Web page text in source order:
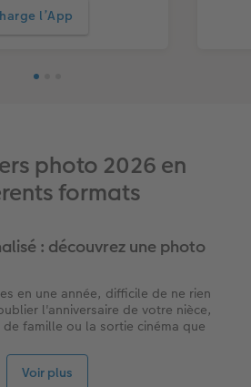
l’App
photo 2026 en
formats
Voir plus
: découvrez une photo
en une année, difficile de ne rien
l'anniversaire de votre nièce,
famille ou la sortie cinéma que
photo personnalisé 2026,
au rythme de vos clichés favoris et